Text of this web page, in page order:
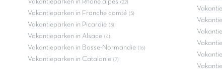
Vakantieparken in Rhone alpes (22)
Vakantieparken in Franche comté (5)
Vakantieparken in Picardie (3)
Vakantieparken in Alsace (4)
Vakantieparken in Basse-Normandie (16)
Vakantieparken in Catalonië (7)